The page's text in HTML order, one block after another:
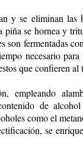
y se eliminan
se hornea y
fermentadas
necesario
que confieren al
empleando
de
como el
se